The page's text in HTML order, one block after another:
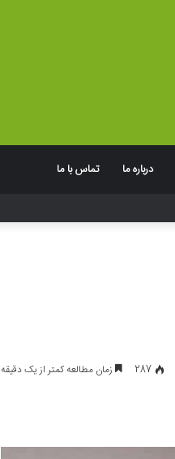
درباره ما تماس با ما
287 زمان مطالعه کمتر از یک دقیقه